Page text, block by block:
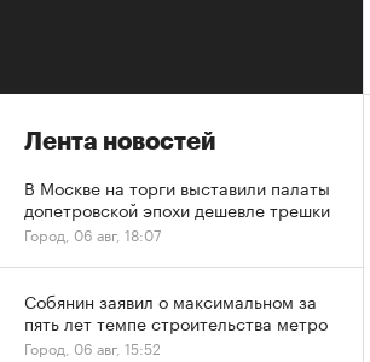
Лента новостей
В Москве на торги выставили палаты
допетровской эпохи дешевле трешки
Город, 06 авг, 18:07
Собянин заявил о максимальном за
пять лет темпе строительства метро
Город, 06 авг, 15:52